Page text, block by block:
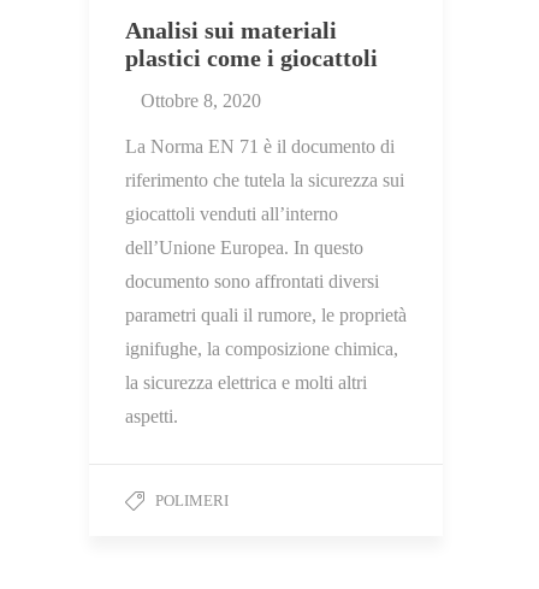
Analisi sui materiali
plastici come i giocattoli
Ottobre 8, 2020
La Norma EN 71 è il documento di
riferimento che tutela la sicurezza sui
giocattoli venduti all’interno
dell’Unione Europea. In questo
documento sono affrontati diversi
parametri quali il rumore, le proprietà
ignifughe, la composizione chimica,
la sicurezza elettrica e molti altri
aspetti.
POLIMERI